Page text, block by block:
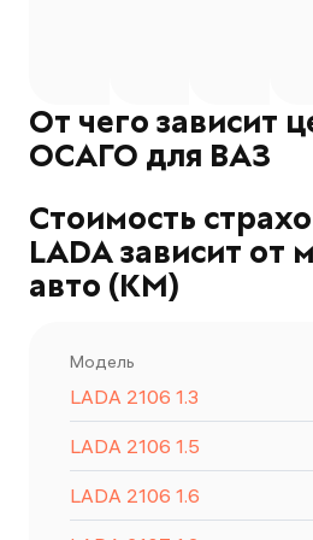
От чего зависит
ОСАГО для ВАЗ
Стоимость
LADA зависит от
авто (КМ)
Модель
LADA 2106 1.3
LADA 2106 1.5
LADA 2106 1.6